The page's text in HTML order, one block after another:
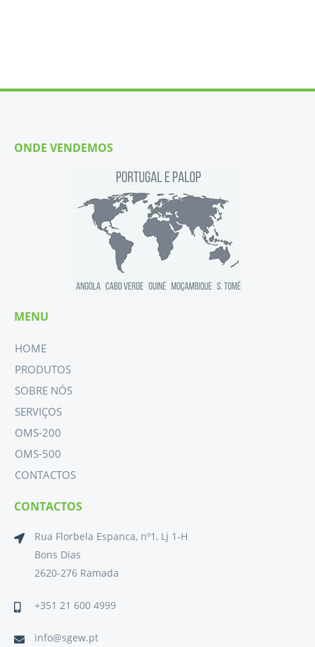
ONDE VENDEMOS
MENU
HOME
PRODUTOS
SOBRE NÓS
SERVIÇOS
OMS-200
OMS-500
CONTACTOS
CONTACTOS
Rua Florbela Espanca, nº1, Lj 1-H
Bons Dias
2620-276 Ramada
+351 21 600 4999
info@sgew.pt